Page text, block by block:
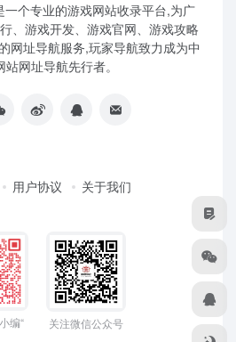
个专业的游戏网站收录平台,为广
、游戏开发、游戏官网、游戏攻略
网址导航服务,玩家导航致力成为中
网址导航先行者。
用户协议 关于我们
编“ 关注微信公众号